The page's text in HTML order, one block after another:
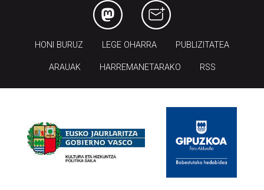
HONI BURUZ LEGE OHARRA PUBLIZITATEA
ARAUAK HARREMANETARAKO RSS